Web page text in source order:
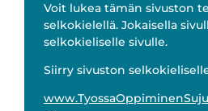
Voit lukea tämän sivuston
selkokielellä. Jokaisella
selkokieliselle sivulle.
Siirry sivuston